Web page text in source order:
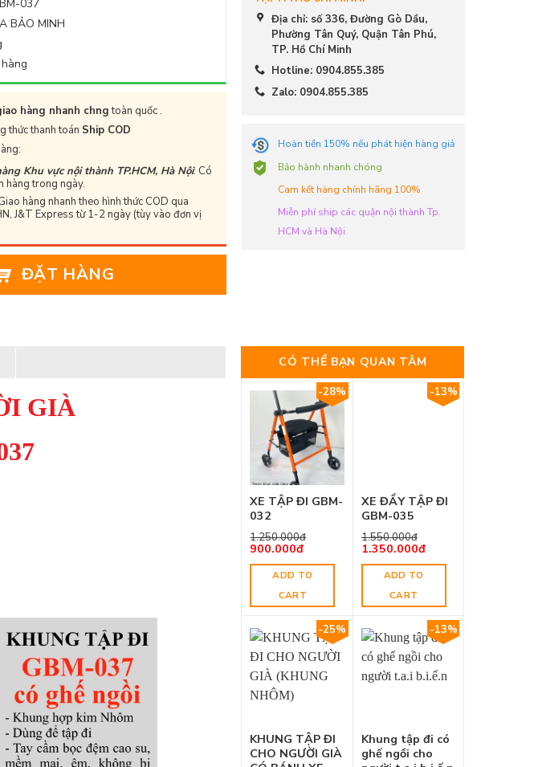
037
BẢO MINH
hàng nhanh chngtoàn quốc .
thức thanh toán Ship COD
Khu vực nội thành TP.HCM, Hà Nội: Có
hàng trong ngày.
hàng nhanh theo hình thức COD qua
J&T Express từ 1-2 ngày (tùy vào đơn vị
ĐẶT HÀNG
Địa chỉ: số 336, Đường Gò Dầu,
Phường Tân Quý, Quận Tân Phú,
TP. Hồ Chí Minh
Hotline: 0904.855.385
Zalo: 0904.855.385
Hoàn tiền 150% nếu phát hiện hàng giả
Bảo hành nhanh chóng
Cam kết hàng chính hãng 100%
Miễn phí ship các quận nội thành Tp.
HCM và Hà Nội
GIÀ
CÓ THỂ BẠN QUAN TÂM
-28%
XE TẬP ĐI GBM-
032
1.250.000đ
900.000đ
ADD TO
CART
-13%
XE ĐẨY TẬP ĐI
GBM-035
1.550.000đ
1.350.000đ
ADD TO
CART
-25%
KHUNG TẬP ĐI
CHO NGƯỜI GIÀ
-13%
Khung tập đi có
ghế ngồi cho